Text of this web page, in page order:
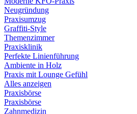
Neugründung
Praxisumzug
Graffiti-Style
Themenzimmer
Praxisklinik
Perfekte Linienführung
Ambiente in Holz
Praxis mit Lounge Gefühl
Alles anzeigen
Praxisbörse
Praxisbörse
Zahnmedizin